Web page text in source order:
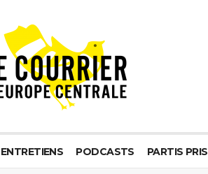
PODCASTS PARTIS PRIS